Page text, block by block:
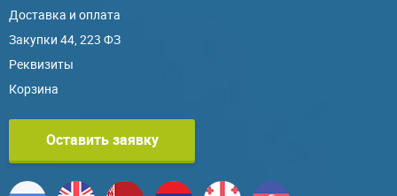
Доставка и оплата
Закупки 44, 223 ФЗ
Реквизиты
Корзина
Оставить заявку